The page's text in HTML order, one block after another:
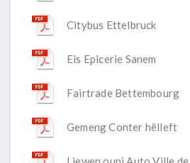
Citybus Ettelbruck
Eis Epicerie Sanem
Fairtrade Bettembourg
Gemeng Conter hëlleft